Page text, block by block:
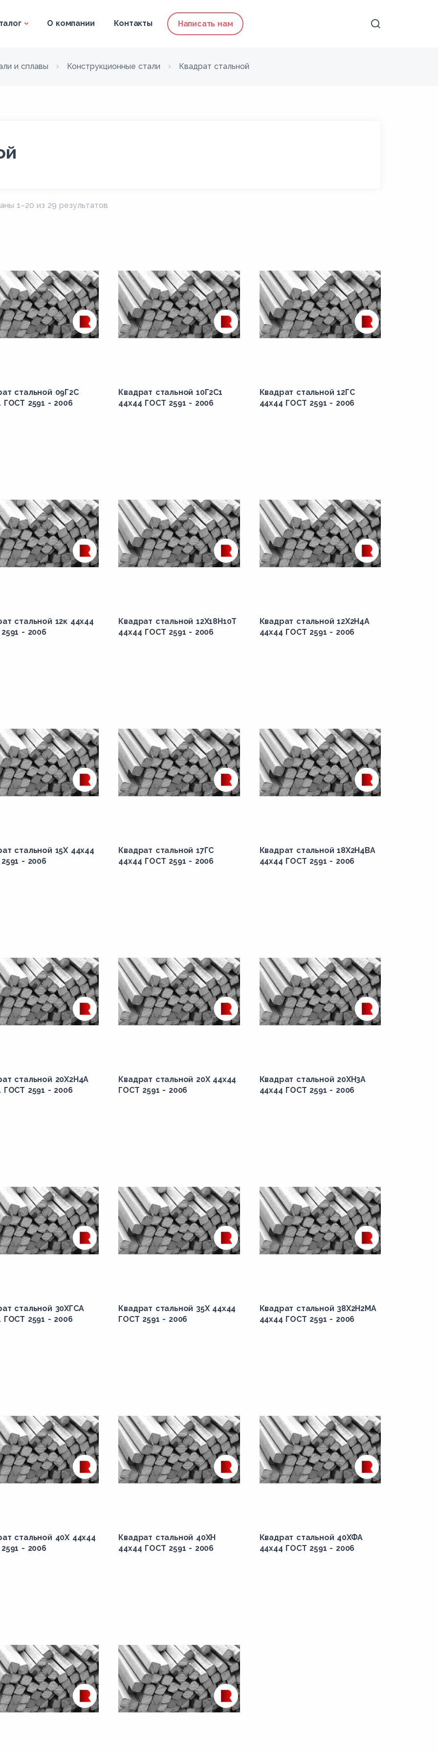
О компании Контакты Написать нам
и сплавы Конструкционные стали Квадрат стальной
1–20 из 29 результатов
стальной 09Г2С
ГОСТ 2591 - 2006
Квадрат стальной 10Г2С1
44x44 ГОСТ 2591 - 2006
Квадрат стальной 12ГС
44x44 ГОСТ 2591 - 2006
стальной 12к 44x44
- 2006
Квадрат стальной 12Х18Н10Т
44x44 ГОСТ 2591 - 2006
Квадрат стальной 12Х2Н4А
44x44 ГОСТ 2591 - 2006
стальной 15Х 44x44
- 2006
Квадрат стальной 17ГС
44x44 ГОСТ 2591 - 2006
Квадрат стальной 18Х2Н4ВА
44x44 ГОСТ 2591 - 2006
стальной 20Х2Н4А
ГОСТ 2591 - 2006
Квадрат стальной 20Х 44x44
ГОСТ 2591 - 2006
Квадрат стальной 20ХН3А
44x44 ГОСТ 2591 - 2006
стальной 30ХГСА
ГОСТ 2591 - 2006
Квадрат стальной 35Х 44x44
ГОСТ 2591 - 2006
Квадрат стальной 38Х2Н2МА
44x44 ГОСТ 2591 - 2006
стальной 40Х 44x44
- 2006
Квадрат стальной 40ХН
44x44 ГОСТ 2591 - 2006
Квадрат стальной 40ХФА
44x44 ГОСТ 2591 - 2006